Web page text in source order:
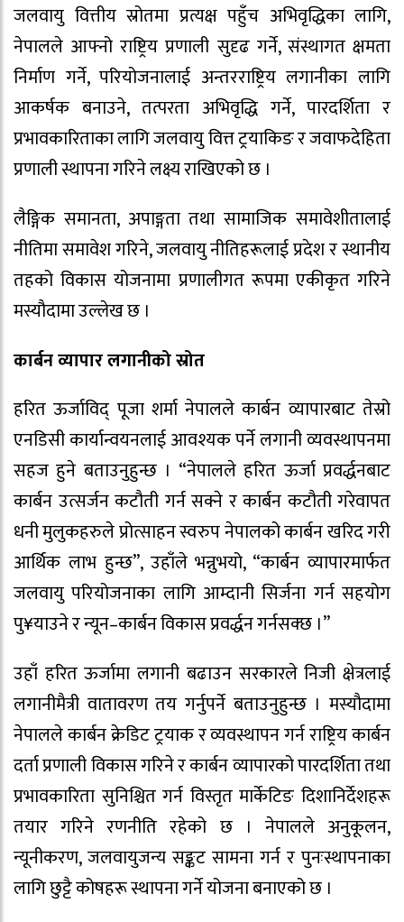
जलवायु वित्तीय स्रोतमा प्रत्यक्ष पहुँच अभिवृद्धिका लागि,
नेपालले आफ्नो राष्ट्रिय प्रणाली सुदृढ गर्ने, संस्थागत क्षमता
निर्माण गर्ने, परियोजनालाई अन्तरराष्ट्रिय लगानीका लागि
आकर्षक बनाउने, तत्परता अभिवृद्धि गर्ने, पारदर्शिता र
प्रभावकारिताका लागि जलवायु वित्त ट्रयाकिङ र जवाफदेहिता
प्रणाली स्थापना गरिने लक्ष्य राखिएको छ ।
लैङ्गिक समानता, अपाङ्गता तथा सामाजिक समावेशीतालाई
नीतिमा समावेश गरिने, जलवायु नीतिहरूलाई प्रदेश र स्थानीय
तहको विकास योजनामा प्रणालीगत रूपमा एकीकृत गरिने
मस्यौदामा उल्लेख छ ।
कार्बन व्यापार लगानीको स्रोत
हरित ऊर्जाविद् पूजा शर्मा नेपालले कार्बन व्यापारबाट तेस्रो
एनडिसी कार्यान्वयनलाई आवश्यक पर्ने लगानी व्यवस्थापनमा
सहज हुने बताउनुहुन्छ । “नेपालले हरित ऊर्जा प्रवर्द्धनबाट
कार्बन उत्सर्जन कटौती गर्न सक्ने र कार्बन कटौती गरेवापत
धनी मुलुकहरुले प्रोत्साहन स्वरुप नेपालको कार्बन खरिद गरी
आर्थिक लाभ हुन्छ”, उहाँले भन्नुभयो, “कार्बन व्यापारमार्फत
जलवायु परियोजनाका लागि आम्दानी सिर्जना गर्न सहयोग
पु¥याउने र न्यून–कार्बन विकास प्रवर्द्धन गर्नसक्छ ।”
उहाँ हरित ऊर्जामा लगानी बढाउन सरकारले निजी क्षेत्रलाई
लगानीमैत्री वातावरण तय गर्नुपर्ने बताउनुहुन्छ । मस्यौदामा
नेपालले कार्बन क्रेडिट ट्रयाक र व्यवस्थापन गर्न राष्ट्रिय कार्बन
दर्ता प्रणाली विकास गरिने र कार्बन व्यापारको पारदर्शिता तथा
प्रभावकारिता सुनिश्चित गर्न विस्तृत मार्केटिङ दिशानिर्देशहरू
तयार गरिने रणनीति रहेको छ । नेपालले अनुकूलन,
न्यूनीकरण, जलवायुजन्य सङ्कट सामना गर्न र पुनःस्थापनाका
लागि छुट्टै कोषहरू स्थापना गर्ने योजना बनाएको छ ।